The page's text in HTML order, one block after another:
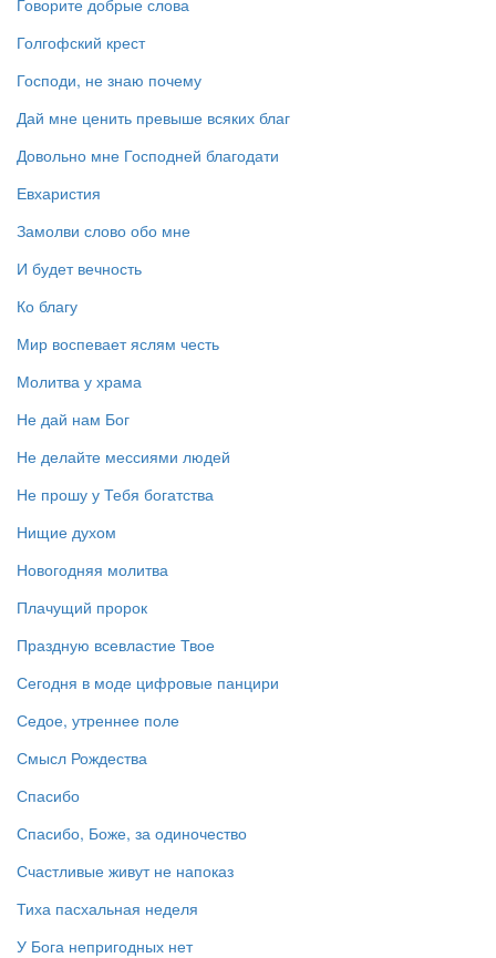
Говорите добрые слова
Голгофский крест
Господи, не знаю почему
Дай мне ценить превыше всяких благ
Довольно мне Господней благодати
Евхаристия
Замолви слово обо мне
И будет вечность
Ко благу
Мир воспевает яслям честь
Молитва у храма
Не дай нам Бог
Не делайте мессиями людей
Не прошу у Тебя богатства
Нищие духом
Новогодняя молитва
Плачущий пророк
Праздную всевластие Твое
Сегодня в моде цифровые панцири
Седое, утреннее поле
Смысл Рождества
Спасибо
Спасибо, Боже, за одиночество
Счастливые живут не напоказ
Тиха пасхальная неделя
У Бога непригодных нет